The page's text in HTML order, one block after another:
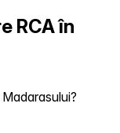
RCA în